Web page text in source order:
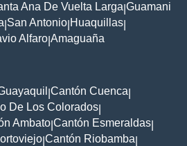
Ana De Vuelta Larga Guamani
San Antonio Huaquillas
Alfaro Amaguaña
Cantón Cuenca
De Los Colorados
Ambato Cantón Esmeraldas
Cantón Riobamba